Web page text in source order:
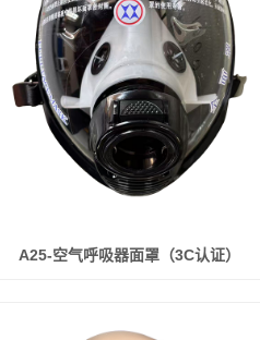
A25-空气呼吸器面罩（3C认证）